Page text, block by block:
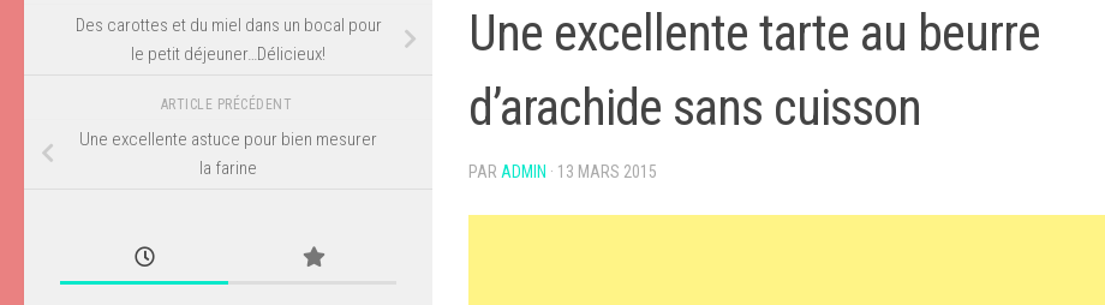
Une excellente tarte au beurre
d’arachide sans cuisson
PAR ADMIN · 13 MARS 2015
Des carottes et du miel dans un bocal pour
le petit déjeuner…Délicieux!
ARTICLE PRÉCÉDENT
Une excellente astuce pour bien mesurer
la farine